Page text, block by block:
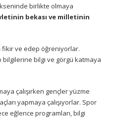
birlikte olmaya
bekası ve milletinin
fikir ve edep öğreniyorlar.
bilgilerine bilgi ve görgü katmaya
çalışırken gençler yüzme
yapmaya çalışıyorlar. Spor
eğlence programları, bilgi